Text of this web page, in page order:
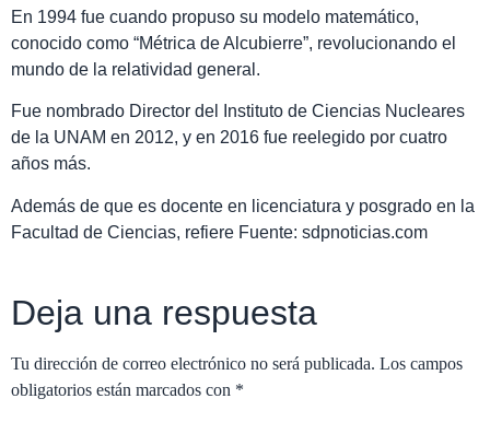
En 1994 fue cuando propuso su modelo matemático,
conocido como “Métrica de Alcubierre”, revolucionando el
mundo de la relatividad general.
Fue nombrado Director del Instituto de Ciencias Nucleares
de la UNAM en 2012, y en 2016 fue reelegido por cuatro
años más.
Además de que es docente en licenciatura y posgrado en la
Facultad de Ciencias, refiere Fuente: sdpnoticias.com
Deja una respuesta
Tu dirección de correo electrónico no será publicada. Los campos
obligatorios están marcados con *